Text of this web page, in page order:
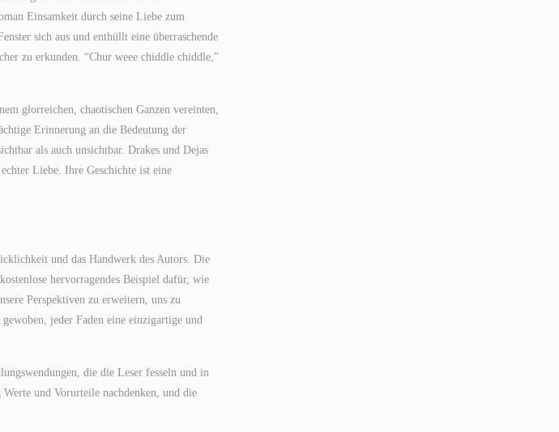
Einsamkeit durch seine Liebe zum
sich aus und enthüllt eine überraschende
zu erkunden. “Chur weee chiddle chiddle,”
glorreichen, chaotischen Ganzen vereinten,
Erinnerung an die Bedeutung der
als auch unsichtbar. Drakes und Dejas
Liebe. Ihre Geschichte ist eine
und das Handwerk des Autors. Die
hervorragendes Beispiel dafür, wie
Perspektiven zu erweitern, uns zu
jeder Faden eine einzigartige und
die die Leser fesseln und in
und Vorurteile nachdenken, und die